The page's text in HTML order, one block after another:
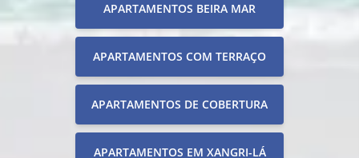
APARTAMENTOS BEIRA MAR
APARTAMENTOS COM TERRAÇO
APARTAMENTOS DE COBERTURA
APARTAMENTOS EM XANGRI-LÁ